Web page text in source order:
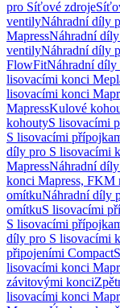
pro Síťové zdroje
ventilyNáhradní díly
MapressNáhradní
ventilyNáhradní díly
FlowFitNáhradní
lisovacími konci
lisovacími konci
MapressKulové
kohoutyS lisovacími
S lisovacími
díly pro S lisovacími
MapressNáhradní
konci Mapress, FKM
omítkuNáhradní díly
omítkuS lisovacími
S lisovacími
díly pro S lisovacími
připojeními Compact
lisovacími konci
závitovými konci
lisovacími konci